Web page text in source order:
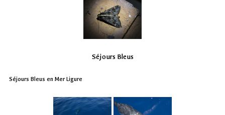
Séjours Bleus
Séjours Bleus en Mer Ligure